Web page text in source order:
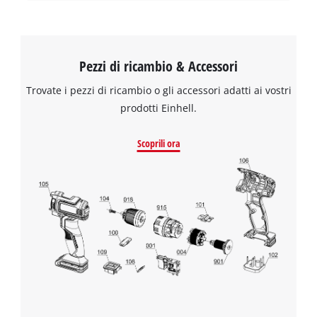
Pezzi di ricambio & Accessori
Trovate i pezzi di ricambio o gli accessori adatti ai vostri
prodotti Einhell.
Scoprili ora